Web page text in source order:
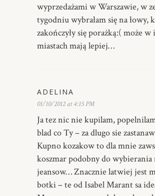
wyprzedażami w Warszawie, w
tygodniu wybrałam się na łowy,
zakończyły się porażką:( może w
miastach mają lepiej…
ADELINA
01/10/2012 at 4:15 PM
Ja tez nic nie kupilam,
blad co Ty – za dlugo sie
Kupno kozakow to dla mnie
koszmar podobny do
jeansow… Znacznie latwiej jest
botki – te od Isabel Marant sa